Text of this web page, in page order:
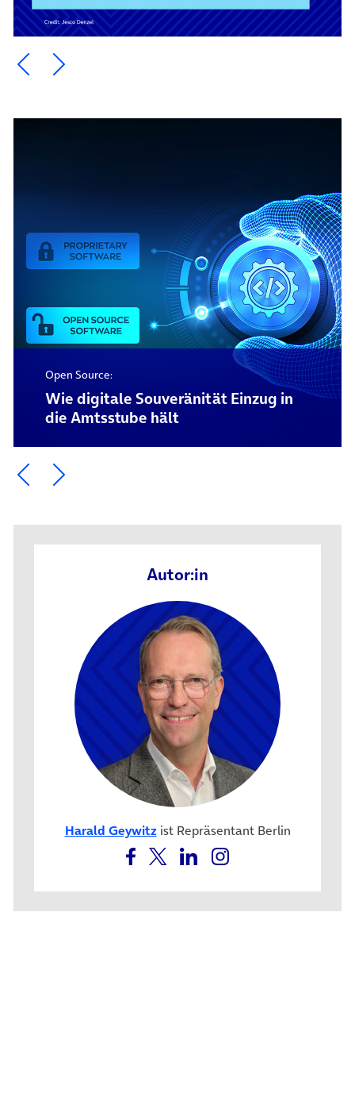
Ein Element zurück blättern
Ein Element weiter blättern
Open Source:
Wie digitale Souveränität Einzug in
die Amtsstube hält
Ein Element zurück blättern
Ein Element weiter blättern
Autor:in
Harald Geywitzist Repräsentant Berlin